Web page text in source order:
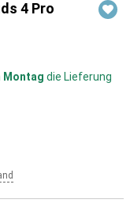
4 Pro
Montag die Lieferung